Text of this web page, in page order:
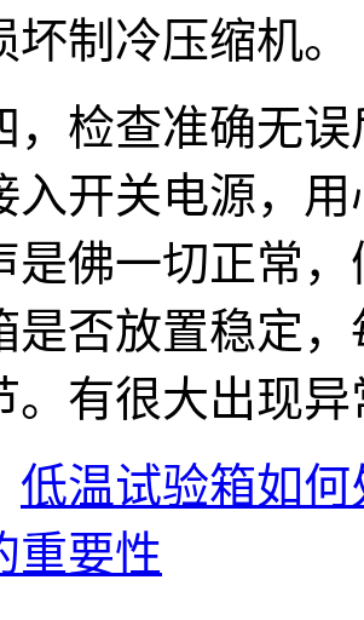
制冷压缩机。
查准确无误
入开关电源，
是佛一切正常
是否放置稳定
。有很大出现
低温试验箱如
重要性